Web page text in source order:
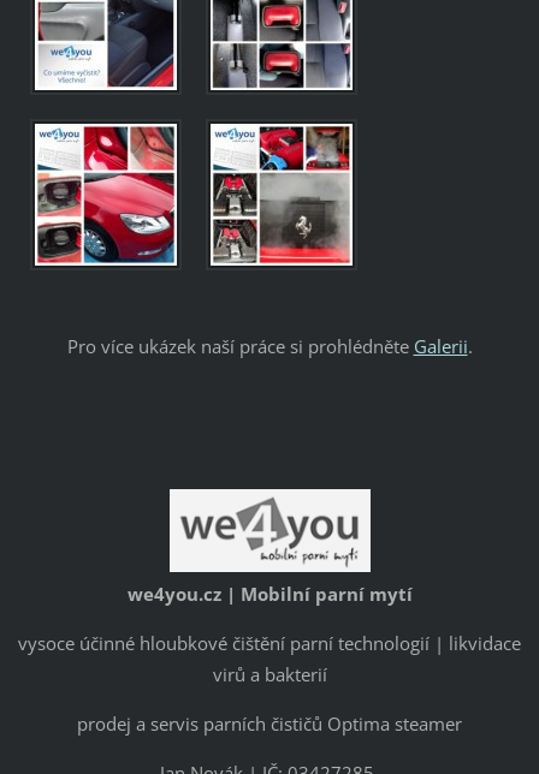
Pro více ukázek naší práce si prohlédněte Galerii.
we4you.cz | Mobilní parní mytí
vysoce účinné hloubkové čištění parní technologií | likvidace
virů a bakterií
prodej a servis parních čističů Optima steamer